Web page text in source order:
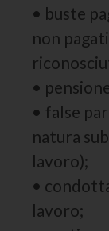
• buste
non
•
• false
natura
lavoro);
•
lavoro;